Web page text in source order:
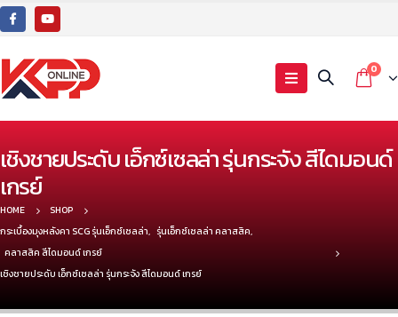
0
เชิงชายประดับ เอ็กซ์เซลล่า รุ่นกระจัง สีไดมอนด์
เกรย์
HOME
SHOP
กระเบื้องมุงหลังคา SCG รุ่นเอ็กซ์เซลล่า, รุ่นเอ็กซ์เซลล่า คลาสสิค,
คลาสสิค สีไดมอนด์ เกรย์
เชิงชายประดับ เอ็กซ์เซลล่า รุ่นกระจัง สีไดมอนด์ เกรย์